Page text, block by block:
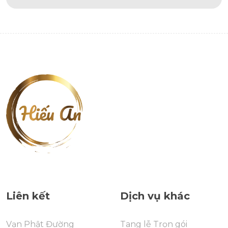
Liên kết
Vạn Phật Đường
Dịch vụ khác
Tang lễ Trọn gói